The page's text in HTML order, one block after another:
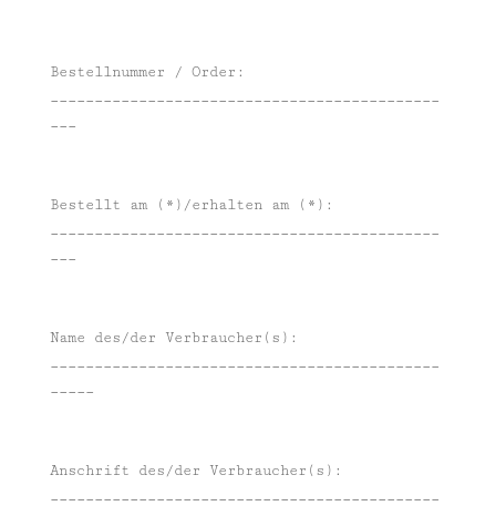
Bestellnummer / Order:
____________________________________________
___
Bestellt am (*)/erhalten am (*):
____________________________________________
___
Name des/der Verbraucher(s):
____________________________________________
_____
Anschrift des/der Verbraucher(s):
____________________________________________